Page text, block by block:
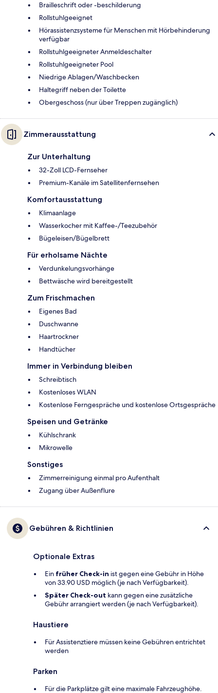
Brailleschrift oder -beschilderung
Rollstuhlgeeignet
Hörassistenzsysteme für Menschen mit Hörbehinderung
verfügbar
Rollstuhlgeeigneter Anmeldeschalter
Rollstuhlgeeigneter Pool
Niedrige Ablagen/Waschbecken
Haltegriff neben der Toilette
Obergeschoss (nur über Treppen zugänglich)
Zimmerausstattung
Zur Unterhaltung
32-Zoll LCD-Fernseher
Premium-Kanäle im Satellitenfernsehen
Komfortausstattung
Klimaanlage
Wasserkocher mit Kaffee-/Teezubehör
Bügeleisen/Bügelbrett
Für erholsame Nächte
Verdunkelungsvorhänge
Bettwäsche wird bereitgestellt
Zum Frischmachen
Eigenes Bad
Duschwanne
Haartrockner
Handtücher
Immer in Verbindung bleiben
Schreibtisch
Kostenloses WLAN
Kostenlose Ferngespräche und kostenlose Ortsgespräche
Speisen und Getränke
Kühlschrank
Mikrowelle
Sonstiges
Zimmerreinigung einmal pro Aufenthalt
Zugang über Außenflure
Gebühren & Richtlinien
Optionale Extras
Ein früher Check-in ist gegen eine Gebühr in Höhe
von 33.90 USD möglich (je nach Verfügbarkeit).
Später Check-out kann gegen eine zusätzliche
Gebühr arrangiert werden (je nach Verfügbarkeit).
Haustiere
Für Assistenztiere müssen keine Gebühren entrichtet
werden
Parken
Für die Parkplätze gilt eine maximale Fahrzeughöhe.